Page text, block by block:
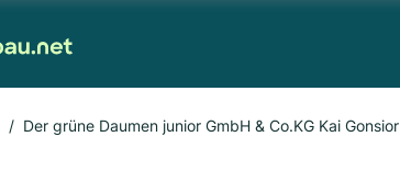
Der grüne Daumen junior GmbH & Co.KG Kai Gonsior